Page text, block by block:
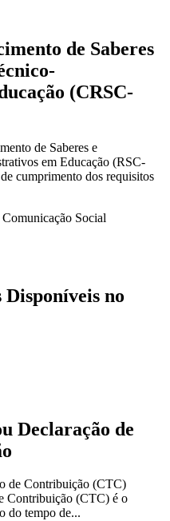
de Saberes
(CRSC-
de Saberes e
em Educação (RSC-
cumprimento dos requisitos
Social
Disponíveis no
Declaração de
de Contribuição (CTC)
Contribuição (CTC) é o
do tempo de...